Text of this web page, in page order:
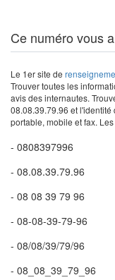
Ce numéro vous
Le 1er site de
Trouver toutes les
avis des internautes.
08.08.39.79.96 et
portable, mobile et fax.
- 0808397996
- 08.08.39.79.96
- 08 08 39 79 96
- 08-08-39-79-96
- 08/08/39/79/96
- 08_08_39_79_96